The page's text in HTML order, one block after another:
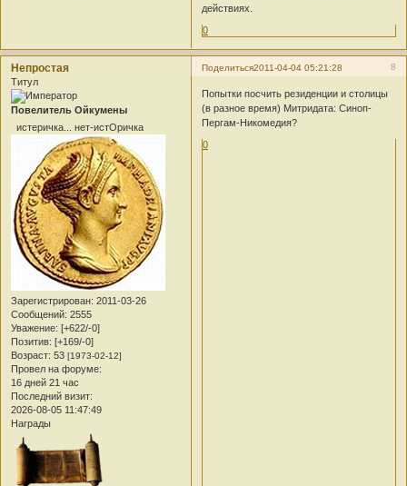
действиях.
0
Поделиться 8
2011-04-04 05:21:28
Непростая
Титул
Повелитель Ойкумены
истеричка... нет-истОричка
Зарегистрирован: 2011-03-26
Сообщений: 2555
Уважение: [+622/-0]
Позитив: [+169/-0]
Возраст: 53 [1973-02-12]
Провел на форуме:
16 дней 21 час
Последний визит:
2026-08-05 11:47:49
Награды
Попытки посчить резиденции и столицы
(в разное время) Митридата: Синоп-
Пергам-Никомедия?
0